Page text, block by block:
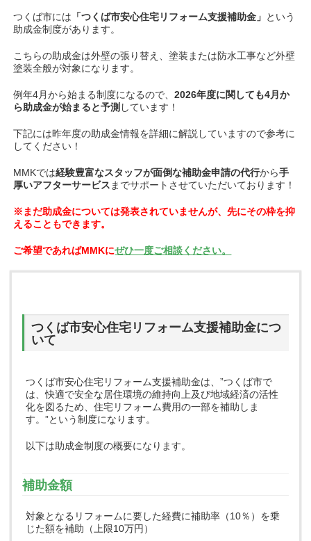
つくば市には 「つくば市安心住宅リフォーム支援補助金」 という
助成金制度があります。
こちらの助成金は外壁の張り替え、塗装または防水工事など外壁
塗装全般が対象になります。
例年4月から始まる制度になるので、2026年度に関しても4月か
ら助成金が始まると予測 しています！
下記には昨年度の助成金情報を詳細に解説していますので参考に
してください！
MMKでは経験豊富なスタッフが面倒な補助金申請の代行から手
厚いアフターサービス までサポートさせていただいております！
※まだ助成金については発表されていませんが、先にその枠を抑
えることもできます。
ご希望であればMMKにぜひ一度ご相談ください。
つくば市安心住宅リフォーム支援補助金につ
いて
つくば市安心住宅リフォーム支援補助金は、”つくば市で
は、快適で安全な居住環境の維持向上及び地域経済の活性
化を図るため、住宅リフォーム費用の一部を補助しま
す。”という制度になります。
以下は助成金制度の概要になります。
補助金額
対象となるリフォームに要した経費に補助率（10％）を乗
じた額を補助（ 上限10万円）